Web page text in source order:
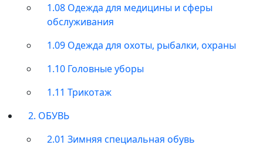
1.08 Одежда для медицины и сферы
обслуживания
1.09 Одежда для охоты, рыбалки, охраны
1.10 Головные уборы
1.11 Трикотаж
2. ОБУВЬ
2.01 Зимняя специальная обувь